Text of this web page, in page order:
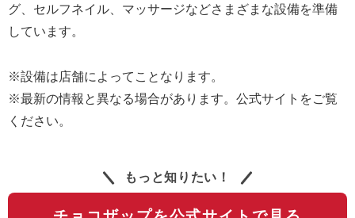
グ、セルフネイル、マッサージなどさまざまな設備を準備
しています。
※設備は店舗によってことなります。
※最新の情報と異なる場合があります。公式サイトをご覧
ください。
もっと知りたい！